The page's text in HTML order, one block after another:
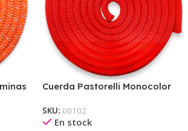
Cuerda Pastorelli Monocolor
SKU: 00102
En stock